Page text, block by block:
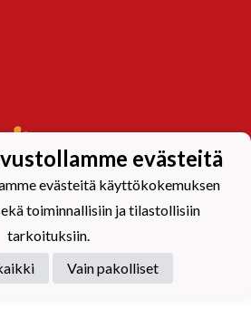
evästeitä
evästeitä käyttökokemuksen
toiminnallisiin ja tilastollisiin
tarkoituksiin.
Vain pakolliset